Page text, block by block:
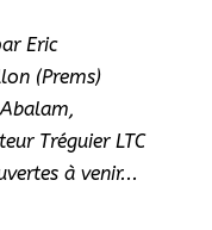
Eric
(Prems)
Tréguier LTC
à venir...